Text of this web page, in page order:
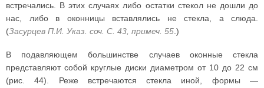
встречались. В этих случаях либо остатки стекол не дошли до
нас, либо в оконницы вставлялись не стекла, а слюда.
(Засурцев П.И. Указ. соч. С. 43, примеч. 55 .)
В подавляющем большинстве случаев оконные стекла
представляют собой круглые диски диаметром от 10 до 22 см
(рис. 44). Реже встречаются стекла иной, формы —